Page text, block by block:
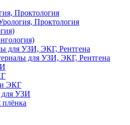
Проктология
Проктология
для УЗИ, ЭКГ, Рентгена
для УЗИ, ЭКГ, Рентгена
ЭКГ
для УЗИ
плёнка